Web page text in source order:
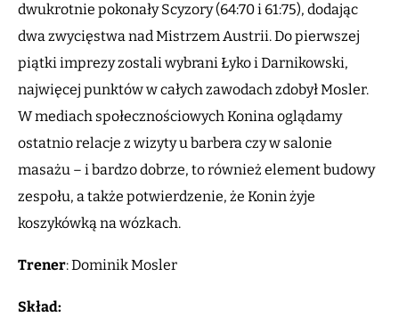
dwukrotnie pokonały Scyzory (64:70 i 61:75), dodając
dwa zwycięstwa nad Mistrzem Austrii. Do pierwszej
piątki imprezy zostali wybrani Łyko i Darnikowski,
najwięcej punktów w całych zawodach zdobył Mosler.
W mediach społecznościowych Konina oglądamy
ostatnio relacje z wizyty u barbera czy w salonie
masażu – i bardzo dobrze, to również element budowy
zespołu, a także potwierdzenie, że Konin żyje
koszykówką na wózkach.
Trener: Dominik Mosler
Skład: